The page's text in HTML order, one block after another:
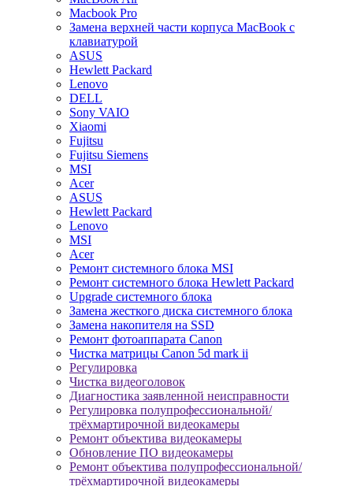
Macbook Pro
Замена верхней части корпуса MacBook с
клавиатурой
ASUS
Hewlett Packard
Lenovo
DELL
Sony VAIO
Xiaomi
Fujitsu
Fujitsu Siemens
MSI
Acer
ASUS
Hewlett Packard
Lenovo
MSI
Acer
Ремонт системного блока MSI
Ремонт системного блока Hewlett Packard
Upgrade системного блока
Замена жесткого диска системного блока
Замена накопителя на SSD
Ремонт фотоаппарата Canon
Чистка матрицы Canon 5d mark ii
Регулировка
Чистка видеоголовок
Диагностика заявленной неисправности
Регулировка полупрофессиональной/
трёхмартирочной видеокамеры
Ремонт объектива видеокамеры
Обновление ПО видеокамеры
Ремонт объектива полупрофессиональной/
трёхмартирочной видеокамеры